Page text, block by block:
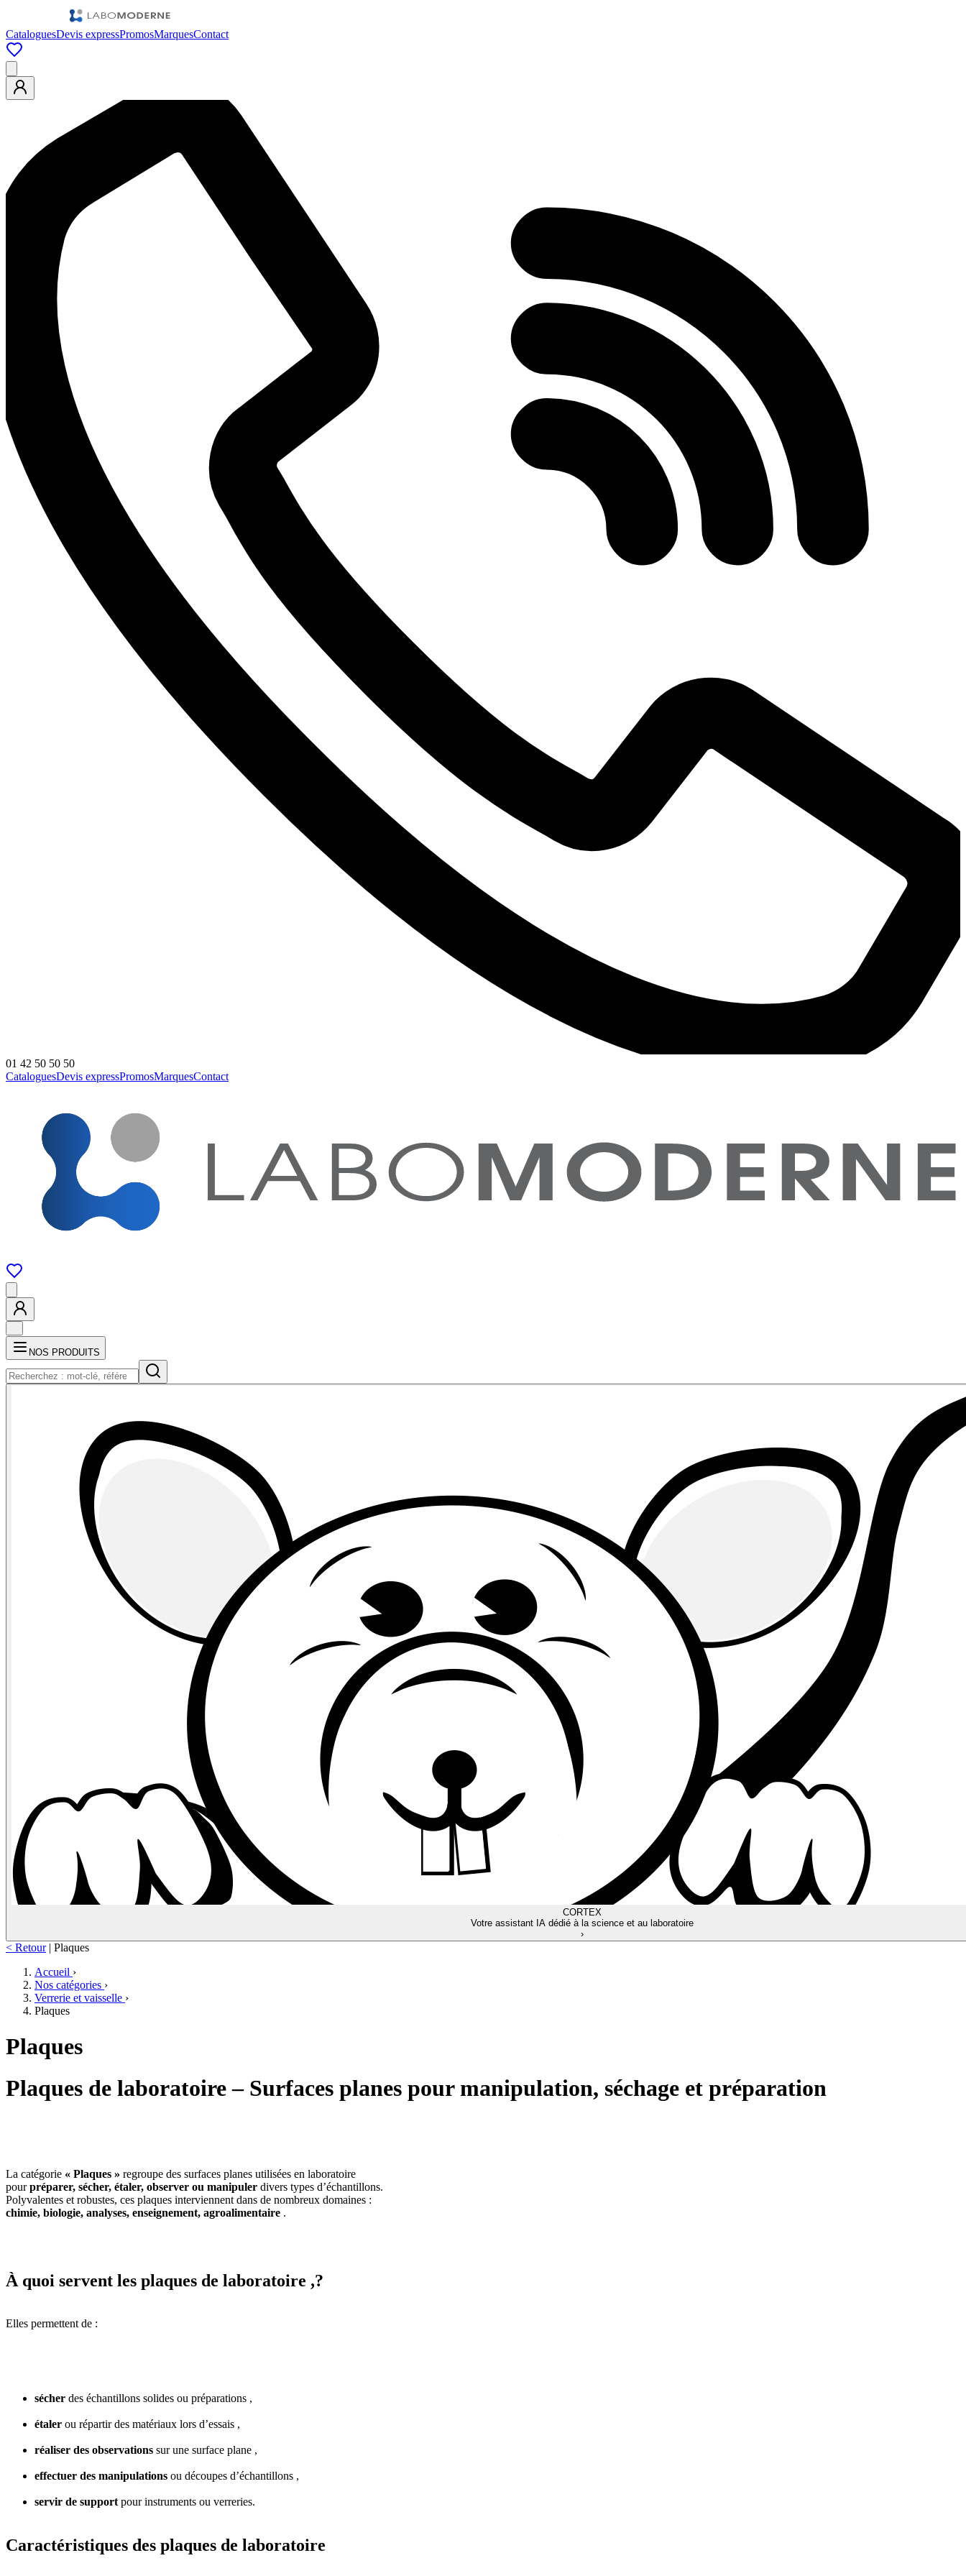
CataloguesDevis expressPromosMarquesContact
01 42 50 50 50
CataloguesDevis expressPromosMarquesContact
NOS PRODUITS
CORTEX
Votre assistant IA dédié à la science et au laboratoire
›
< Retour | Plaques
Accueil ›
Nos catégories ›
Verrerie et vaisselle ›
Plaques
Plaques
Plaques de laboratoire – Surfaces planes pour manipulation, séchage et préparation
La catégorie « Plaques » regroupe des surfaces planes utilisées en laboratoire
pourpréparer, sécher, étaler, observer ou manipuler divers types d’échantillons.
Polyvalentes et robustes, ces plaques interviennent dans de nombreux domaines :
chimie, biologie, analyses, enseignement, agroalimentaire .
À quoi servent les plaques de laboratoire ,?
Elles permettent de :
sécher des échantillons solides ou préparations ,
étaler ou répartir des matériaux lors d’essais ,
réaliser des observations sur une surface plane ,
effectuer des manipulations ou découpes d’échantillons ,
servir de supportpour instruments ou verreries.
Caractéristiques des plaques de laboratoire